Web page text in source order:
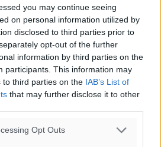
you may continue seeing
on personal information utilized by
disclosed to third parties prior to
opt-out of the further
information by third parties on the
participants. This information may
to third parties on the IAB’s List of
that may further disclose it to other
Opt Outs